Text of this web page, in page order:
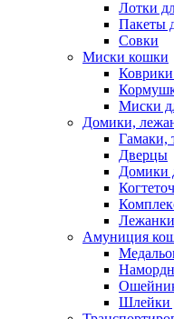
Лотки
Пакеты
Совки
Миски кошки
Миски
Домики,
Гамаки,
Дверцы
Домики
Амуниция
Шлейки